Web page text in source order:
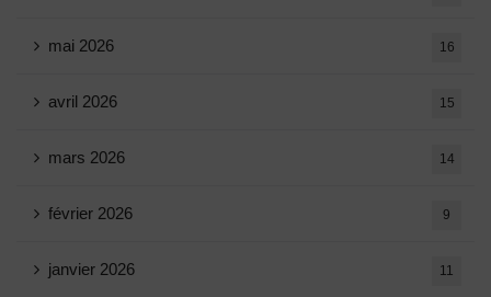
mai 2026 16
avril 2026 15
mars 2026 14
février 2026 9
janvier 2026 11